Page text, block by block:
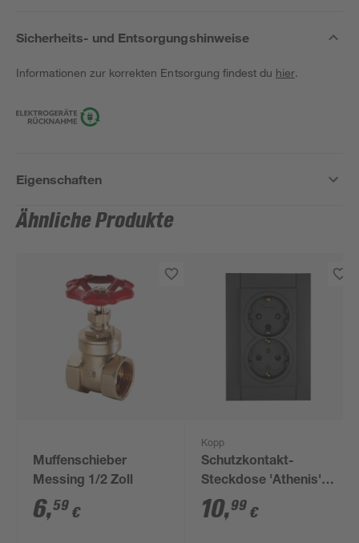
Sicherheits- und Entsorgungshinweise
Informationen zur korrekten Entsorgung findest du hier.
Eigenschaften
Ähnliche Produkte
Muffenschieber
Messing 1/2 Zoll
6,59 €
Kopp
Schutzkontakt-
Steckdose 'Athenis'
2-fach senkrecht
anthrazit
10,99 €